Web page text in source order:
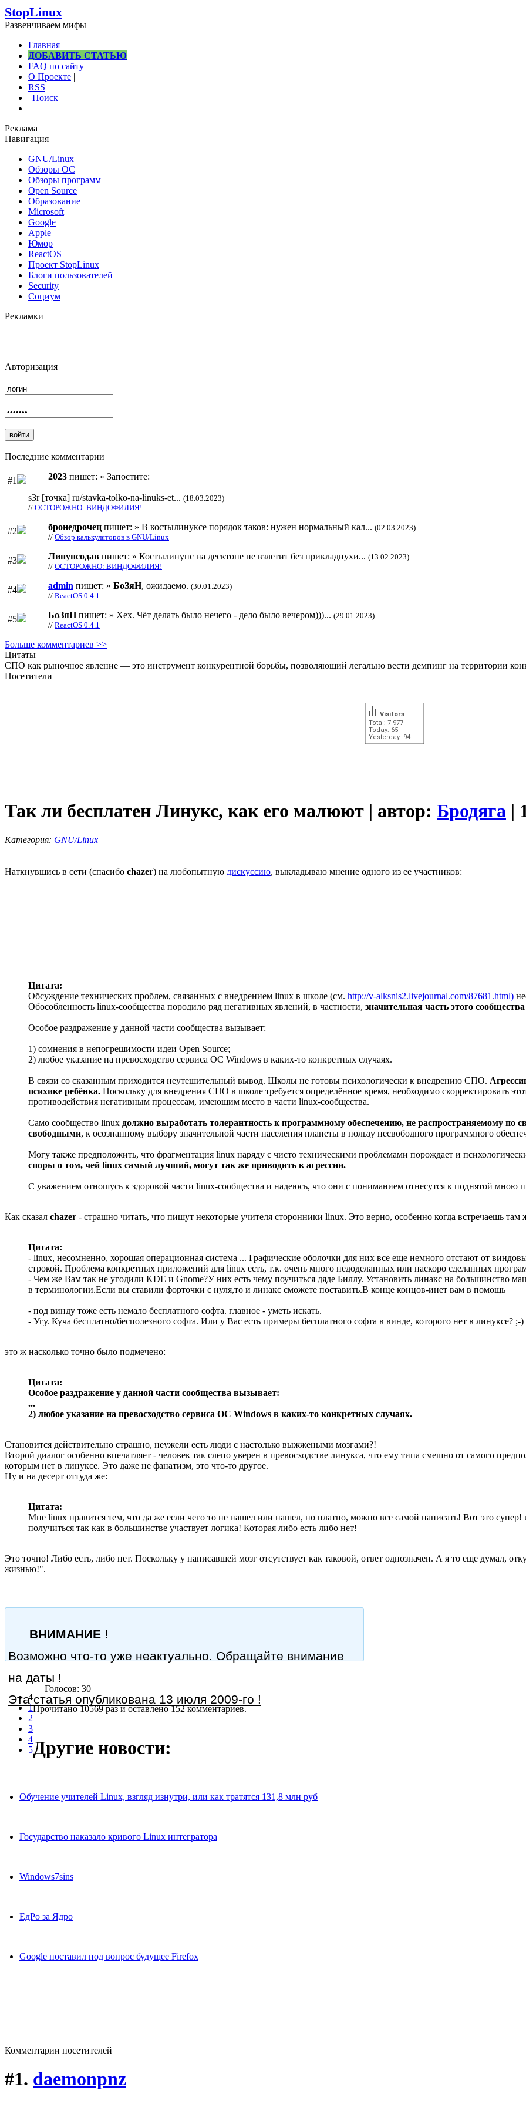
StopLinux
Развенчиваем мифы
Главная |
ДОБАВИТЬ СТАТЬЮ |
FAQ по сайту |
О Проекте |
RSS
| Поиск
Реклама
Навигация
GNU/Linux
Обзоры ОС
Обзоры программ
Open Source
Образование
Microsoft
Google
Apple
Юмор
ReactOS
Проект StopLinux
Блоги пользователей
Security
Социум
Рекламки
Авторизация
Последние комментарии
#1 2023 пишет: » Запостите:
s3r [точка] ru/stavka-tolko-na-linuks-et... (18.03.2023)
// ОСТОРОЖНО: ВИНДОФИЛИЯ!
#2 бронедрочец пишет: » В костылинуксе порядок таков: нужен нормальный кал... (02.03.2023)
// Обзор калькуляторов в GNU/Linux
#3 Линупсодав пишет: » Костылинупс на десктопе не взлетит без прикладнухи... (13.02.2023)
// ОСТОРОЖНО: ВИНДОФИЛИЯ!
#4 admin пишет: » БоЗяН, ожидаемо. (30.01.2023)
// ReactOS 0.4.1
#5 БоЗяНпишет: » Хех. Чёт делать было нечего - дело было вечером)))... (29.01.2023)
// ReactOS 0.4.1
Больше комментариев >>
Цитаты
СПО как рыночное явление — это инструмент конкурентной борьбы, позволяющий легально вести демпинг на территории
Посетители
Total: 7 977
Today: 65
Yesterday: 94
Visitors
Так ли бесплатен Линукс, как его малюют | автор: Бродяга |
Категория: GNU/Linux
Наткнувшись в сети (спасибо chazer) на любопытную дискуссию, выкладываю мнение одного из ее участников:
Цитата:
Обсуждение технических проблем, связанных с внедрением linux в школе (см. http://v-alksnis2.livejournal.com/87681.html)
Обособленность linux-сообщества породило ряд негативных явлений, в частности, значительная часть этого
Особое раздражение у данной части сообщества вызывает:
1) сомнения в непогрешимости идеи Open Source;
2) любое указание на превосходство сервиса ОС Windows в каких-то конкретных случаях.
В связи со сказанным приходится неутешительный вывод. Школы не готовы психологически к внедрению СПО.
психике ребёнка. Поскольку для внедрения СПО в школе требуется определённое время, необходимо скорректировать
противодействия негативным процессам, имеющим место в части linux-сообщества.
Само сообщество linux должно выработать толерантность к программному обеспечению, не распространяемому
свободными, к осознанному выбору значительной части населения планеты в пользу несвободного программного
Могу также предположить, что фрагментация linux наряду с чисто техническими проблемами порождает и
споры о том, чей linux самый лучший, могут так же приводить к агрессии.
С уважением отношусь к здоровой части linux-сообщества и надеюсь, что они с пониманием отнесутся к поднятой мною
Как сказал chazer - страшно читать, что пишут некоторые учителя сторонники linux. Это верно, особенно когда встречаешь там
Цитата:
- linux, несомненно, хорошая операционная система ... Графические оболочки для них все еще немного отстают от
строкой. Проблема конкретных приложений для linux есть, т.к. очень много недоделанных или наскоро сделанных
- Чем же Вам так не угодили KDE и Gnome?У них есть чему поучиться дяде Биллу. Установить линакс на большинство
в терминологии.Если вы ставили форточки с нуля,то и линакс сможете поставить.В конце концов-инет вам в помощь
- под винду тоже есть немало бесплатного софта. главное - уметь искать.
- Угу. Куча беcплатно/беcполезного софта. Или у Вас есть примеры беcплатного софта в винде, которого нет в линуксе? ;-)
это ж насколько точно было подмечено:
Цитата:
Особое раздражение у данной части сообщества вызывает:
...
2) любое указание на превосходство сервиса ОС Windows в каких-то конкретных случаях.
Становится действительно страшно, неужели есть люди с настолько выжжеными мозгами?!
Второй диалог особенно впечатляет - человек так слепо уверен в превосходстве линукса, что ему типа смешно от самого
которым нет в линуксе. Это даже не фанатизм, это что-то другое.
Ну и на десерт оттуда же:
Цитата:
Мне linux нравится тем, что да же если чего то не нашел или нашел, но платно, можно все самой написать! Вот это
получиться так как в большинстве участвует логика! Которая либо есть либо нет!
Это точно! Либо есть, либо нет. Поскольку у написавшей мозг отсутствует как таковой, ответ однозначен. А я то еще думал,
жизнью!".
ВНИМАНИЕ !
Возможно что-то уже неактуально. Обращайте внимание
на даты !
Эта статья опубликована 13 июля 2009-го !
4
1
2
3
4
5
Голосов: 30
Прочитано 10569 рази оставлено 152 комментариев.
Другие новости:
Обучение учителей Linux, взгляд изнутри, или как тратятся 131,8 млн руб
Государство наказало кривого Linux интегратора
Windows7sins
ЕдРо за Ядро
Google поставил под вопрос будущее Firefox
Комментарии посетителей
#1. daemonpnz